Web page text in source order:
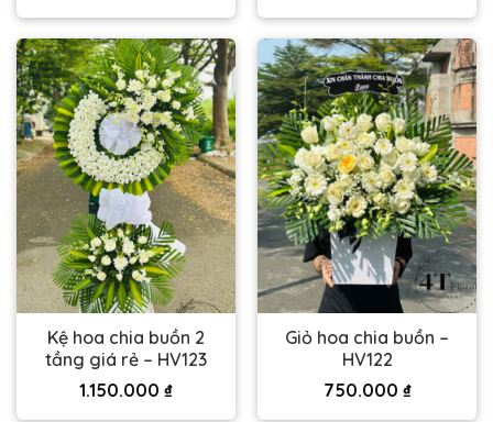
Kệ hoa chia buồn 2
tầng giá rẻ – HV123
1.150.000 ₫
Giỏ hoa chia buồn –
HV122
750.000 ₫